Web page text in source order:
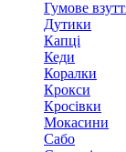
Гумове
Дутики
Капці
Кеди
Коралки
Крокси
Кросівки
Мокасини
Сабо